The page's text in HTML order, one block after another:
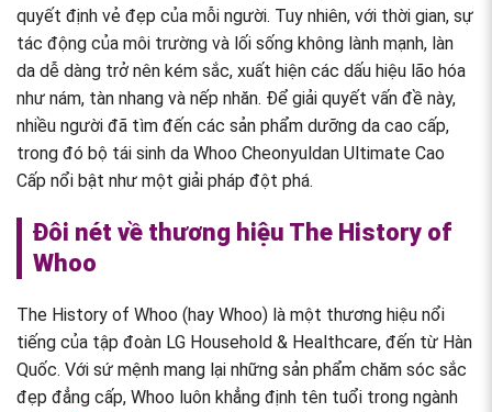
quyết định vẻ đẹp của mỗi người. Tuy nhiên, với thời gian, sự
tác động của môi trường và lối sống không lành mạnh, làn
da dễ dàng trở nên kém sắc, xuất hiện các dấu hiệu lão hóa
như nám, tàn nhang và nếp nhăn. Để giải quyết vấn đề này,
nhiều người đã tìm đến các sản phẩm dưỡng da cao cấp,
trong đó bộ tái sinh da Whoo Cheonyuldan Ultimate Cao
Cấp nổi bật như một giải pháp đột phá.
Đôi nét về thương hiệu The History of
Whoo
The History of Whoo (hay Whoo) là một thương hiệu nổi
tiếng của tập đoàn LG Household & Healthcare, đến từ Hàn
Quốc. Với sứ mệnh mang lại những sản phẩm chăm sóc sắc
đẹp đẳng cấp, Whoo luôn khẳng định tên tuổi trong ngành